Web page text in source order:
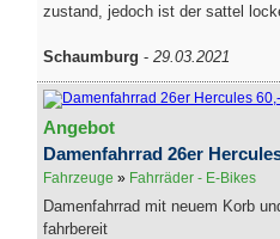
zustand, jedoch ist der sattel
Schaumburg - 29.03.2021
Angebot
Damenfahrrad 26er
Fahrzeuge » Fahrräder - E-Bikes
Damenfahrrad mit neuem Korb
fahrbereit